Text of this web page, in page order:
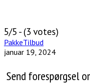
5/5 - (3 votes)
PakkeTilbud
januar 19, 2024
Send forespørgsel